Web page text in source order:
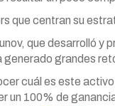
que centran su
que desarrolló y
generado grandes
cuál es este
un 100% de